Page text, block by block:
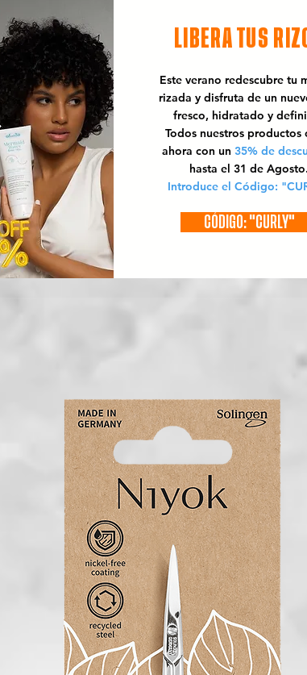
LIBERA TUS
Este verano redescubre tu
rizada y disfruta de un
fresco, hidratado y
Todos nuestros productos
ahora con un 35% de
hasta el 31 de Agosto.
Introduce el Código:
CÓDIGO: "CURLY"